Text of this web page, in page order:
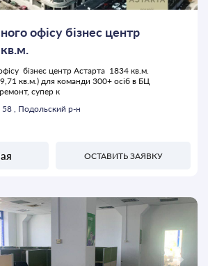
офісу бізнес центр
бізнес центр Астарта 1834 кв.м.
кв.м.) для команди 300+ осіб в БЦ
супер к
58 , Подольский р-н
ОСТАВИТЬ ЗАЯВКУ